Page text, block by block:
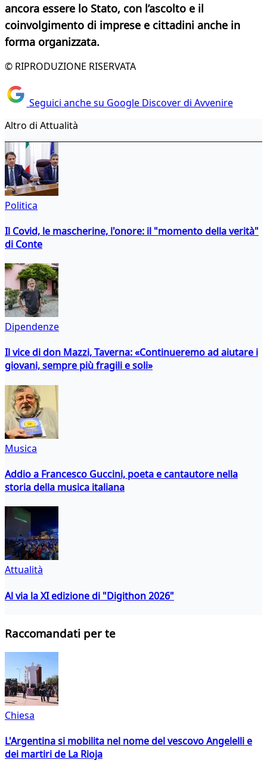
ancora essere lo Stato, con l’ascolto e il
coinvolgimento di imprese e cittadini anche in
forma organizzata.
© RIPRODUZIONE RISERVATA
Seguici anche su Google Discover di Avvenire
Altro di Attualità
Politica
Il Covid, le mascherine, l'onore: il "momento della verità"
di Conte
Dipendenze
Il vice di don Mazzi, Taverna: «Continueremo ad aiutare i
giovani, sempre più fragili e soli»
Musica
Addio a Francesco Guccini, poeta e cantautore nella
storia della musica italiana
Attualità
Al via la XI edizione di "Digithon 2026"
Raccomandati per te
Chiesa
L'Argentina si mobilita nel nome del vescovo Angelelli e
dei martiri de La Rioja